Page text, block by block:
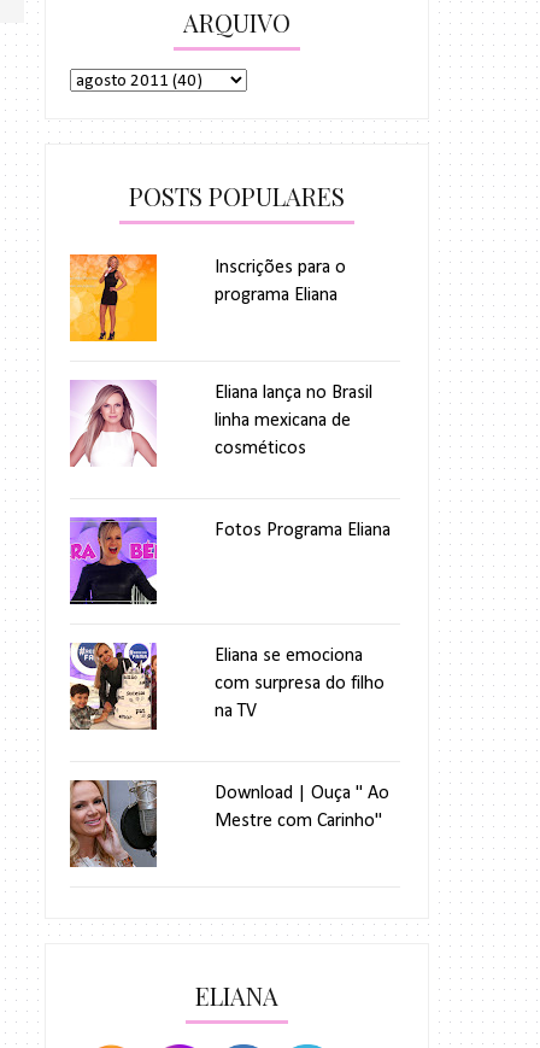
ARQUIVO
POSTS POPULARES
Inscrições para o
programa Eliana
Eliana lança no Brasil
linha mexicana de
cosméticos
Fotos Programa Eliana
Eliana se emociona
com surpresa do filho
na TV
Download | Ouça " Ao
Mestre com Carinho"
ELIANA